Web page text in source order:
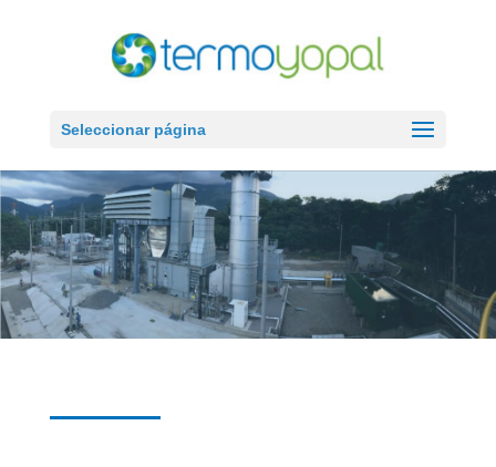
Seleccionar página